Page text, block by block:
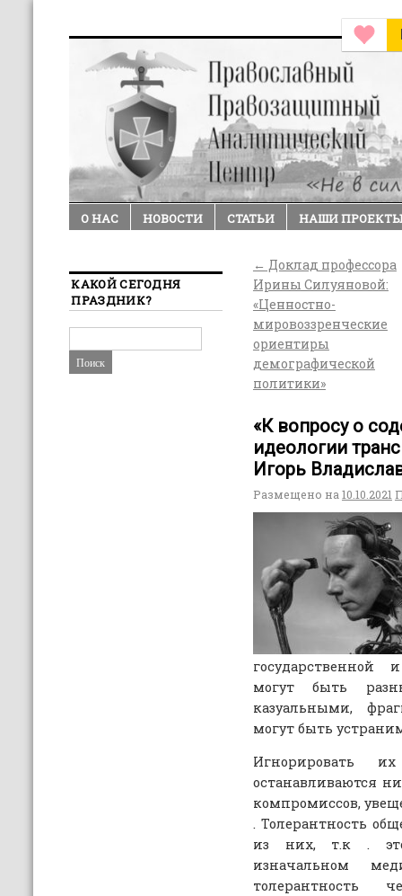
О НАС НОВОСТИ СТАТЬИ НАШИ
← Доклад профессора
Ирины Силуяновой:
«Ценностно-
мировоззренческие
ориентиры
демографической
политики»
«К вопросу о
идеологии
Игорь
Размещено на 10.10.2021
государственной
могут быть
казуальными,
могут быть
Игнорировать
останавливаются
компромиссов,
. Толерантность
из них, т.к .
изначальном
толерантность
КАКОЙ СЕГОДНЯ
ПРАЗДНИК?